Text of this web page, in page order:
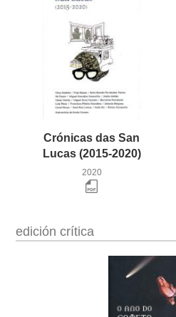
Crónicas das San
Lucas (2015-2020)
2020
edición crítica